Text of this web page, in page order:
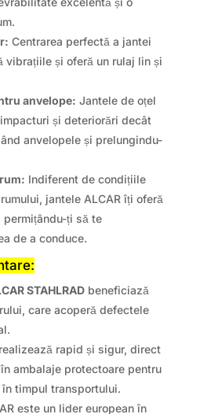
Centrarea perfectă a jantei
vibrațiile și oferă un rulaj lin și
anvelope: Jantele de oțel
și deteriorări decât
anvelopele și prelungindu-
Indiferent de condițiile
jantele ALCAR îți oferă
ți să te
de a conduce.
STAHLRADbeneficiază
care acoperă defectele
rapid și sigur, direct
ambalaje protectoare pentru
timpul transportului.
este un lider european în